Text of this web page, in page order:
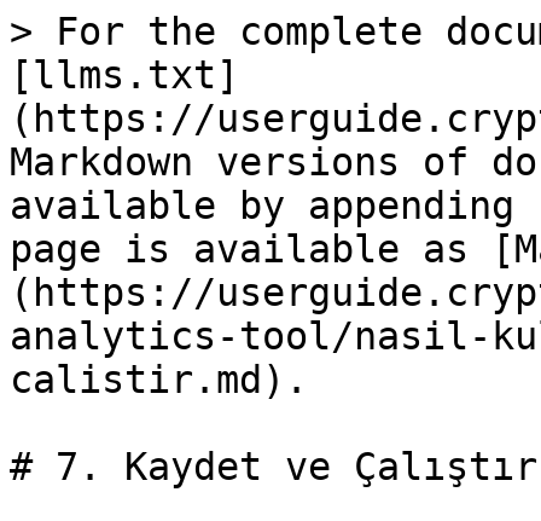
> For the complete
[llms.txt]
(https://
Markdown versions of
available by
page is available as
(https://
analytics-tool/nasil-
calistir.md).
# 7. Kaydet ve Çalıştır